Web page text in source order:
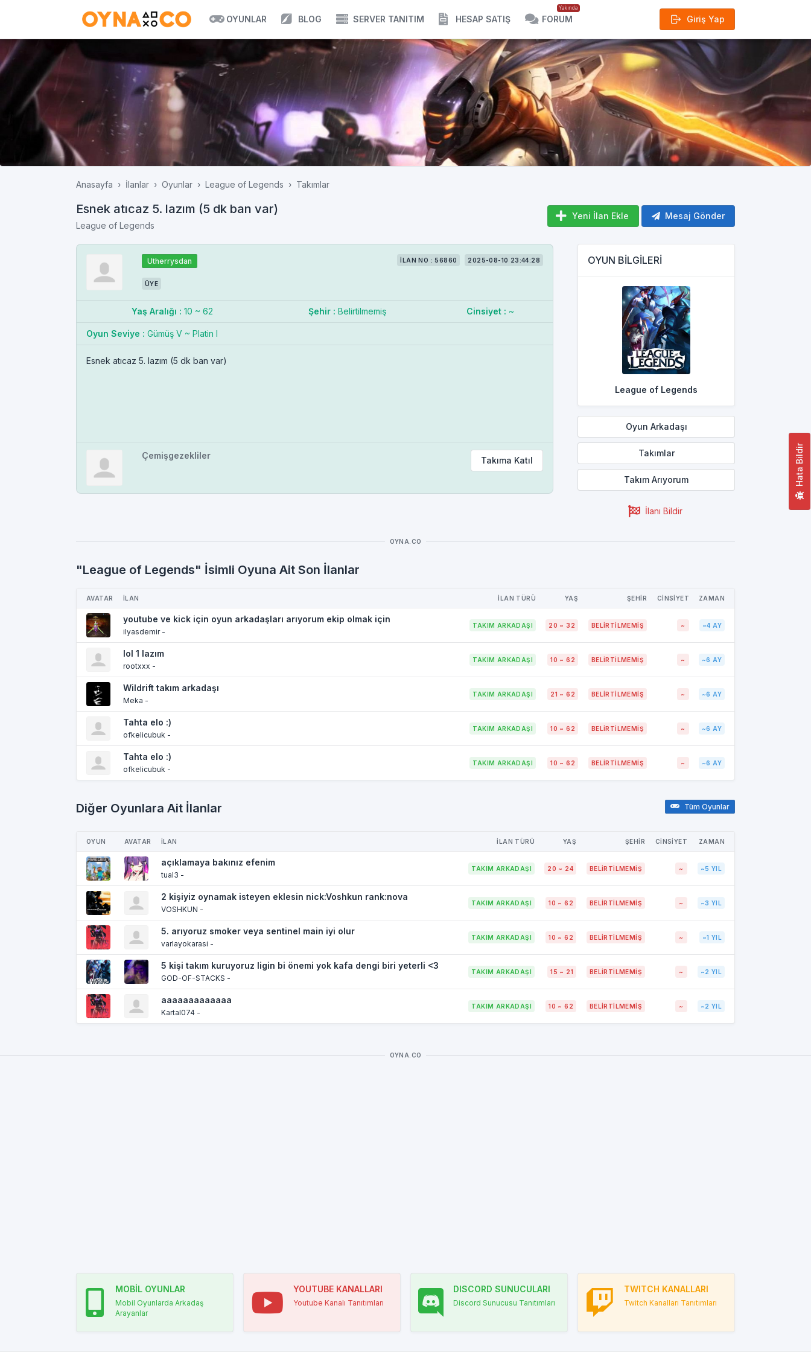
Hata Bildir
Giriş Yap
OYUNLAR BLOG SERVER TANITIM HESAP SATIŞ FORUM
Yakında
Anasayfa İlanlar Oyunlar League of Legends Takımlar
Esnek atıcaz 5. lazım (5 dk ban var)
League of Legends
Yeni İlan Ekle Mesaj Gönder
Utherrysdan
ÜYE
İLAN NO : 56860 2025-08-10 23:44:28
Yaş Aralığı : 10 ~ 62 Şehir : Belirtilmemiş Cinsiyet : ~
Oyun Seviye : Gümüş V ~ Platin I
Esnek atıcaz 5. lazım (5 dk ban var)
Çemişgezekliler Takıma Katıl
OYUN BİLGİLERİ
League of Legends
Oyun Arkadaşı
Takımlar
Takım Arıyorum
İlanı Bildir
OYNA.CO
"League of Legends" İsimli Oyuna Ait Son İlanlar
AVATAR İLAN İLAN TÜRÜ YAŞ ŞEHİR CİNSİYET ZAMAN
youtube ve kick için oyun arkadaşları arıyorum ekip olmak için
ilyasdemir -
TAKIM ARKADAŞI 20 ~ 32 BELIRTILMEMIŞ ~ ~4 AY
lol 1 lazım
rootxxx -
TAKIM ARKADAŞI 10 ~ 62 BELIRTILMEMIŞ ~ ~6 AY
Wildrift takım arkadaşı
Meka -
TAKIM ARKADAŞI 21 ~ 62 BELIRTILMEMIŞ ~ ~6 AY
Tahta elo :)
ofkelicubuk -
TAKIM ARKADAŞI 10 ~ 62 BELIRTILMEMIŞ ~ ~6 AY
Tahta elo :)
ofkelicubuk -
TAKIM ARKADAŞI 10 ~ 62 BELIRTILMEMIŞ ~ ~6 AY
Diğer Oyunlara Ait İlanlar Tüm Oyunlar
OYUN AVATAR İLAN İLAN TÜRÜ YAŞ ŞEHİR CİNSİYET ZAMAN
açıklamaya bakınız efenim
tual3 -
TAKIM ARKADAŞI 20 ~ 24 BELIRTILMEMIŞ ~ ~5 YIL
2 kişiyiz oynamak isteyen eklesin nick:Voshkun rank:nova
VOSHKUN -
TAKIM ARKADAŞI 10 ~ 62 BELIRTILMEMIŞ ~ ~3 YIL
5. arıyoruz smoker veya sentinel main iyi olur
varlayokarasi -
TAKIM ARKADAŞI 10 ~ 62 BELIRTILMEMIŞ ~ ~1 YIL
5 kişi takım kuruyoruz ligin bi önemi yok kafa dengi biri yeterli <3
GOD-OF-STACKS -
TAKIM ARKADAŞI 15 ~ 21 BELIRTILMEMIŞ ~ ~2 YIL
aaaaaaaaaaaaa
Kartal074 -
TAKIM ARKADAŞI 10 ~ 62 BELIRTILMEMIŞ ~ ~2 YIL
OYNA.CO
MOBİL OYUNLAR
Mobil Oyunlarda Arkadaş
Arayanlar
YOUTUBE KANALLARI
Youtube Kanalı Tanıtımları
DISCORD SUNUCULARI
Discord Sunucusu Tanıtımları
TWITCH KANALLARI
Twitch Kanalları Tanıtımları